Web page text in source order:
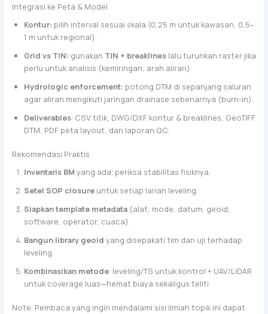
Integrasi ke Peta & Model
Kontur: pilih interval sesuai skala (0,25 m untuk kawasan, 0,5–
1 m untuk regional).
Grid vs TIN: gunakan TIN + breaklineslalu turunkan raster jika
perlu untuk analisis (kemiringan, arah aliran).
Hydrologic enforcement: potong DTM di sepanjang saluran
agar aliran mengikuti jaringan drainase sebenarnya (burn-in).
Deliverables: CSV titik, DWG/DXF kontur & breaklines, GeoTIFF
DTM, PDF peta layout, dan laporan QC.
Rekomendasi Praktis
Inventaris BM yang ada; periksa stabilitas fisiknya.
Setel SOP closureuntuk setiap larian leveling.
Siapkan template metadata(alat, mode, datum, geoid,
software, operator, cuaca).
Bangun library geoid yang disepakati tim dan uji terhadap
leveling.
Kombinasikan metode: leveling/TS untuk kontrol + UAV/LiDAR
untuk coverage luas—hemat biaya sekaligus teliti.
Note: Pembaca yang ingin mendalami sisi ilmiah topik ini dapat